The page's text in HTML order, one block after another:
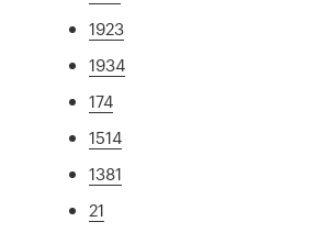
1923
1934
174
1514
1381
21